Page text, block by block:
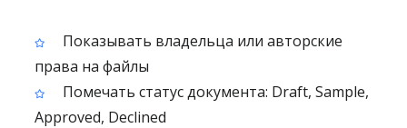
Показывать владельца или авторские
права на файлы
Помечать статус документа: Draft, Sample,
Approved, Declined